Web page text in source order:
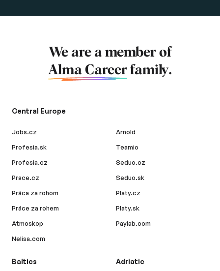
We are a member of
Alma Career family.
Central Europe
Jobs.cz
Profesia.sk
Profesia.cz
Prace.cz
Práca za rohom
Práce za rohem
Atmoskop
Nelisa.com
Arnold
Teamio
Seduo.cz
Seduo.sk
Platy.cz
Platy.sk
Paylab.com
Baltics Adriatic